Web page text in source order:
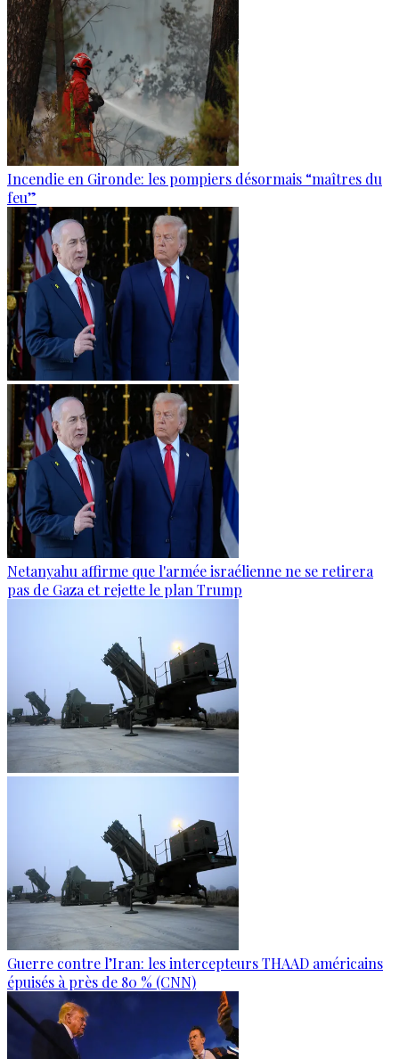
Incendie en Gironde: les pompiers désormais “maîtres du
feu”
Netanyahu affirme que l'armée israélienne ne se retirera
pas de Gaza et rejette le plan Trump
Guerre contre l’Iran: les intercepteurs THAAD américains
épuisés à près de 80 % (CNN)